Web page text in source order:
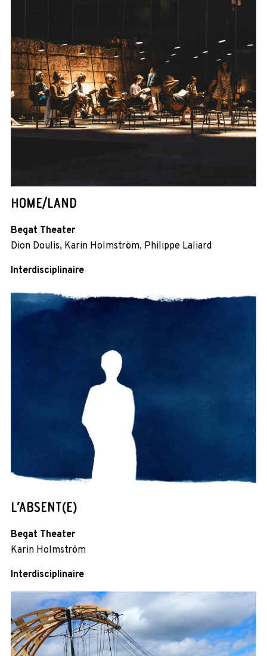
HOME/LAND
Begat Theater
Dion Doulis, Karin Holmström, Philippe Laliard
Interdisciplinaire
L’ABSENT(E)
Begat Theater
Karin Holmström
Interdisciplinaire